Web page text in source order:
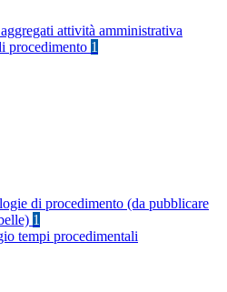
attività amministrativa
procedimento 1
di procedimento (da pubblicare
1
tempi procedimentali